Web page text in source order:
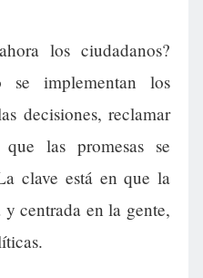
los ciudadanos?
se implementan los
decisiones, reclamar
las promesas se
clave está en que la
y centrada en la gente,